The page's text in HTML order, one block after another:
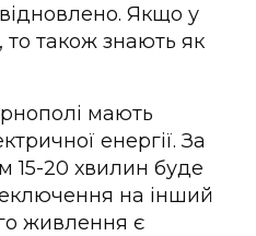
Якщо у
то також знають як
мають
енергії. За
15-20 хвилин буде
на інший
живлення є